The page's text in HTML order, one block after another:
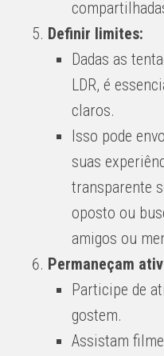
Definir limites:
Dadas as
LDR, é
claros.
Isso pode
suas
transparente
oposto ou
amigos ou
Permaneçam
Participe de
gostem.
Assistam